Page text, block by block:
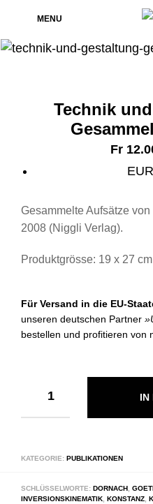
MENU
Technik
Fr
EUR
Gesammelte Aufsätze
2008 (Niggli Verlag).
Produktgrösse: 19 x 27 cm
Für Versand in die EU-
unseren deutschen Partner
bestellen und profitieren von
IN
KATEGORIE: PUBLIKATIONEN
SCHLÜSSELWORTE: DORNACH
INVERSIONSKINEMATIK KONSTANZ